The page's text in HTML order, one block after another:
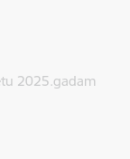
2025.gadam